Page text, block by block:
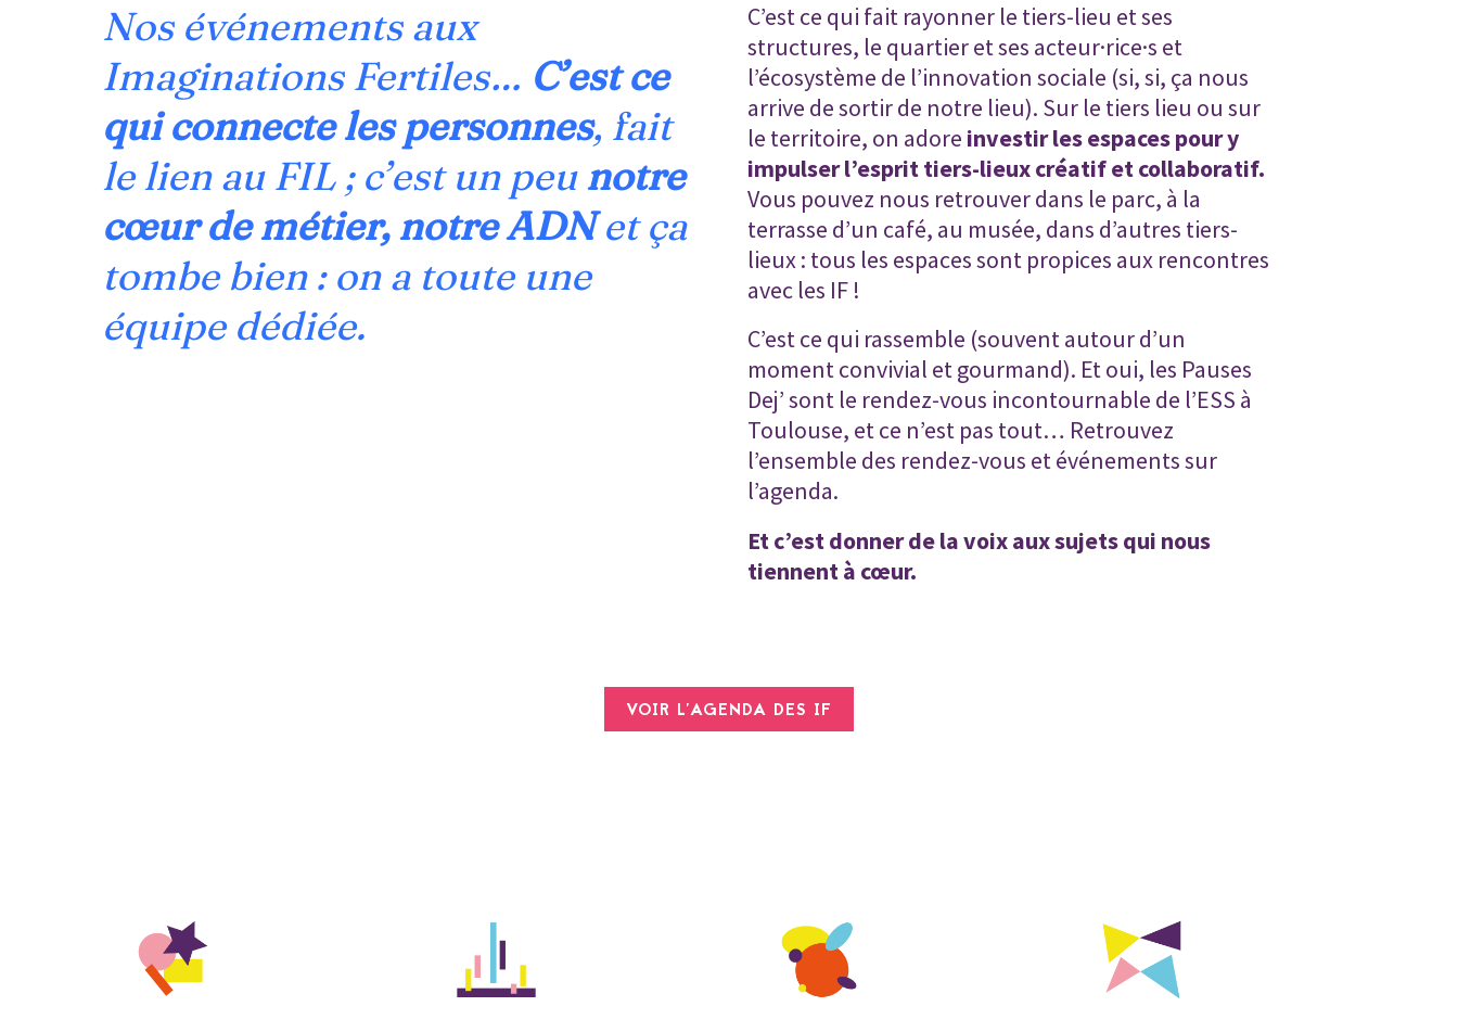
Nos événements aux
Imaginations Fertiles… C’est ce
qui connecte les personnes, fait
le lien au FIL ; c’est un peunotre
cœur de métier, notre ADNet ça
tombe bien : on a toute une
équipe dédiée.
C’est ce qui fait rayonner le tiers-lieu et ses
structures, le quartier et ses acteur·rice·s et
l’écosystème de l’innovation sociale (si, si, ça nous
arrive de sortir de notre lieu). Sur le tiers lieu ou sur
le territoire, on adore investir les espaces pour y
impulser l’esprit tiers-lieux créatif et collaboratif.
Vous pouvez nous retrouver dans le parc, à la
terrasse d’un café, au musée, dans d’autres tiers-
lieux : tous les espaces sont propices aux rencontres
avec les IF !
C’est ce qui rassemble (souvent autour d’un
moment convivial et gourmand). Et oui, les Pauses
Dej’ sont le rendez-vous incontournable de l’ESS à
Toulouse, et ce n’est pas tout… Retrouvez
l’ensemble des rendez-vous et événements sur
l’agenda.
Et c’est donner de la voix aux sujets qui nous
tiennent à cœur.
VOIR L'AGENDA DES IF